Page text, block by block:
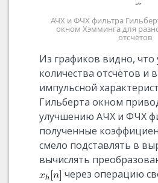
АЧХ и ФЧХ фильтра
окном Хэмминга для
отсчётов
Из графиков видно, что
количества отсчётов и
импульсной
Гильберта окном
улучшению АЧХ и ФЧХ
полученные
смело подставлять в
вычислять
через операцию